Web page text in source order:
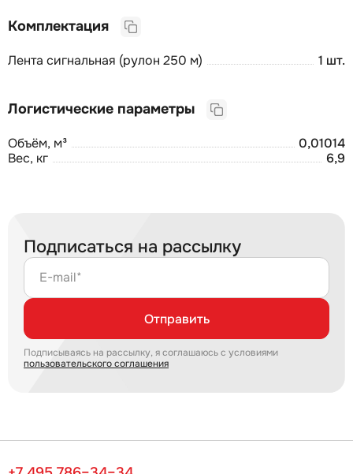
Комплектация
Лента сигнальная (рулон 250 м) 1 шт.
Логистические параметры
Объём, м³
0,01014
Вес, кг
6,9
Подписаться на рассылку
E-mail*
Отправить
Подписываясь на рассылку, я соглашаюсь с условиями
пользовательского соглашения